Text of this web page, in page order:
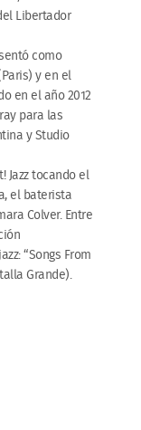
Libertador
como
y en el
en el año 2012
para las
y Studio
Jazz tocando el
el baterista
Colver. Entre
“Songs From
Grande).